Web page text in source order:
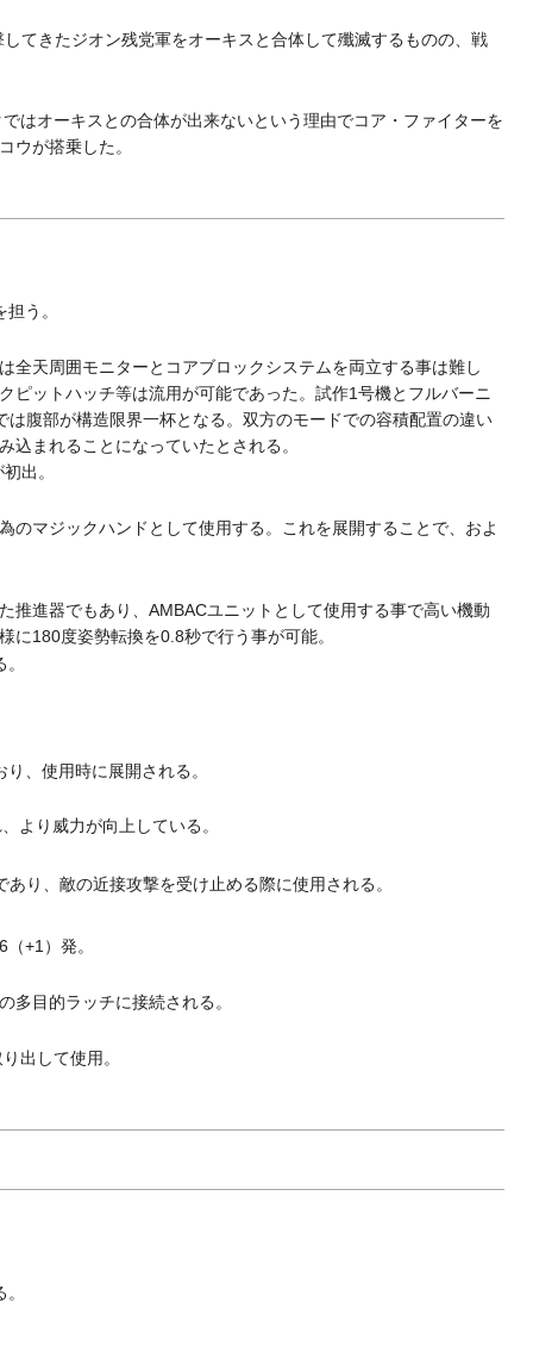
してきたジオン残党軍をオーキスと合体して殲滅するものの、戦
はオーキスとの合体が出来ないという理由でコア・ファイターを
ウが搭乗した。
う。
全天周囲モニターとコアブロックシステムを両立する事は難し
ピットハッチ等は流用が可能であった。試作1号機とフルバーニ
腹部が構造限界一杯となる。双方のモードでの容積配置の違い
まれることになっていたとされる。
出。
マジックハンドとして使用する。これを展開することで、およ
推進器でもあり、AMBACユニットとして使用する事で高い機動
180度姿勢転換を0.8秒で行う事が可能。
、使用時に展開される。
より威力が向上している。
り、敵の近接攻撃を受け止める際に使用される。
+1）発。
多目的ラッチに接続される。
出して使用。